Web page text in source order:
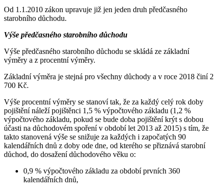
Od 1.1.2010 zákon upravuje již jen jeden druh předčasného
starobního důchodu.
Výše předčasného starobního důchodu
Výše předčasného starobního důchodu se skládá ze základní
výměry a z procentní výměry.
Základní výměra je stejná pro všechny důchody a v roce 2018 činí 2
700 Kč.
Výše procentní výměry se stanoví tak, že za každý celý rok doby
pojištění náleží pojištěnci 1,5 % výpočtového základu (1,2 %
výpočtového základu, pokud se bude doba pojištění krýt s dobou
účasti na důchodovém spoření v období let 2013 až 2015) s tím, že
takto stanovená výše se snižuje za každých i započatých 90
kalendářních dnů z doby ode dne, od kterého se přiznává starobní
důchod, do dosažení důchodového věku o:
0,9 % výpočtového základu za období prvních 360
kalendářních dnů,